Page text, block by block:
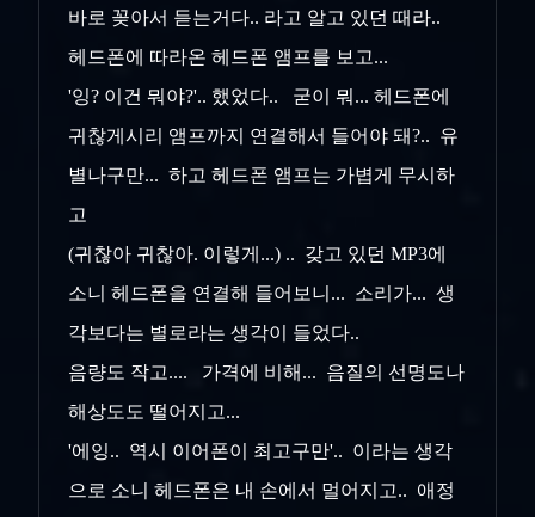
바로 꽂아서 듣는거다.. 라고 알고 있던 때라..
헤드폰에 따라온 헤드폰 앰프를 보고...
'잉? 이건 뭐야?'.. 했었다.. 굳이 뭐... 헤드폰에
귀찮게시리 앰프까지 연결해서 들어야 돼?.. 유
별나구만... 하고 헤드폰 앰프는 가볍게 무시하
고
(귀찮아 귀찮아. 이렇게...) .. 갖고 있던 MP3에
소니 헤드폰을 연결해 들어보니... 소리가... 생
각보다는 별로라는 생각이 들었다..
음량도 작고.... 가격에 비해... 음질의 선명도나
해상도도 떨어지고...
'에잉.. 역시 이어폰이 최고구만'.. 이라는 생각
으로 소니 헤드폰은 내 손에서 멀어지고.. 애정